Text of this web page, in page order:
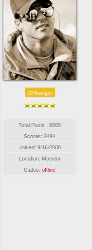
Cliffhanger
Total Posts : 8965
Scores: 2494
Joined: 9/16/2008
Location: Москва
Status:offline